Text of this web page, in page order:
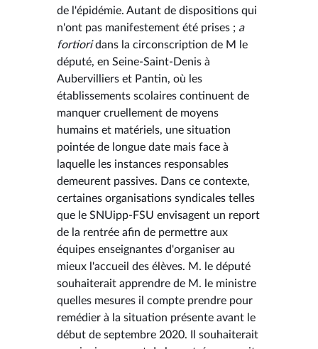
de l'épidémie. Autant de dispositions qui
n'ont pas manifestement été prises ; a
fortioridans la circonscription de M le
député, en Seine-Saint-Denis à
Aubervilliers et Pantin, où les
établissements scolaires continuent de
manquer cruellement de moyens
humains et matériels, une situation
pointée de longue date mais face à
laquelle les instances responsables
demeurent passives. Dans ce contexte,
certaines organisations syndicales telles
que le SNUipp-FSU envisagent un report
de la rentrée afin de permettre aux
équipes enseignantes d'organiser au
mieux l'accueil des élèves. M. le député
souhaiterait apprendre de M. le ministre
quelles mesures il compte prendre pour
remédier à la situation présente avant le
début de septembre 2020. Il souhaiterait